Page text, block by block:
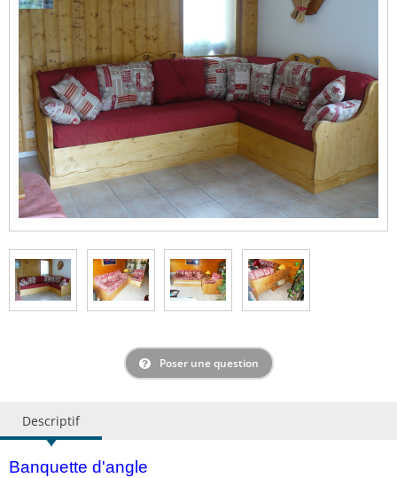
Poser une question
Descriptif
Banquette d'angle